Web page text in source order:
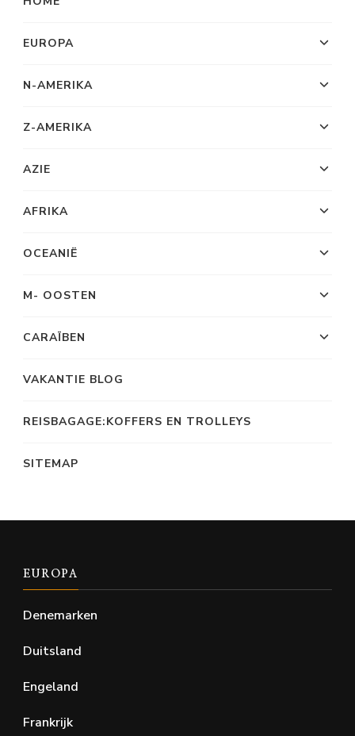
EUROPA
N-AMERIKA
Z-AMERIKA
AZIE
AFRIKA
OCEANIË
M- OOSTEN
CARAÏBEN
VAKANTIE BLOG
REISBAGAGE:KOFFERS EN TROLLEYS
SITEMAP
EUROPA
Denemarken
Duitsland
Engeland
Frankrijk